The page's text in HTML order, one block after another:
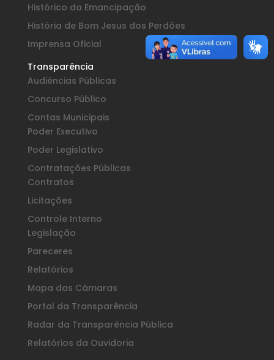
Histórico da Emancipação
História de Bom Jesus dos Perdões
Imprensa Oficial
Transparência
Audiências Públicas
Concurso Público
Contas Municipais
Poder Executivo
Poder Legislativo
Contratações Públicas
Contratos
Licitações
Controle Interno
Legislação
Pareceres
Relatórios
Mapa das Câmaras
Portal da Transparência
Radar da Transparência Pública
Relatórios da Ouvidoria